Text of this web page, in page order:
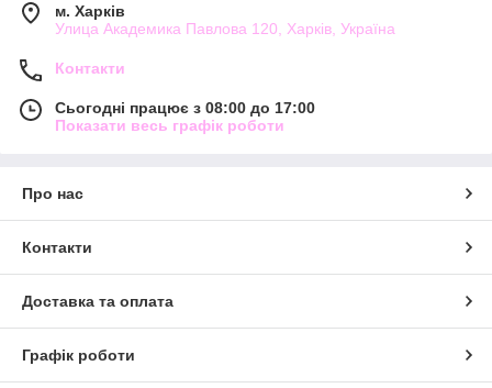
м. Харків
Улица Академика Павлова 120, Харків, Україна
Контакти
Сьогодні працює з 08:00 до 17:00
Показати весь графік роботи
Про нас
Контакти
Доставка та оплата
Графік роботи